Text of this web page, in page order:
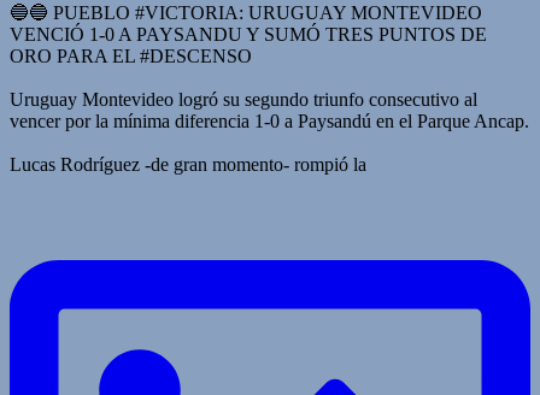
🔵🔵 PUEBLO #VICTORIA: URUGUAY MONTEVIDEO
VENCIÓ 1-0 A PAYSANDU Y SUMÓ TRES PUNTOS DE
ORO PARA EL #DESCENSO
Uruguay Montevideo logró su segundo triunfo consecutivo al
vencer por la mínima diferencia 1-0 a Paysandú en el Parque Ancap.
Lucas Rodríguez -de gran momento- rompió la